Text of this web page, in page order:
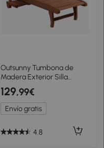
Outsunny Tumbona de
Madera Exterior Silla
Reclinable de Jardín con 2
Ruedas Respaldo Ajustable
y 1 Bandeja Carga 113 kg
Natural
129,99€
Envío gratis
4.8